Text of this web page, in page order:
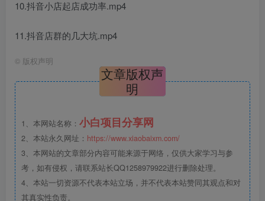
10.抖音小店起店成功率.mp4
11.抖音店群的几大坑.mp4
© 版权声明
文章版权声
明
1、本网站名称： 小白项目分享网
2、本站永久网址： https://www.xiaobaixm.com/
3、本网站的文章部分内容可能来源于网络，仅供大家学习与参
考，如有侵权，请联系站长QQ1258979922进行删除处理。
4、本站一切资源不代表本站立场，并不代表本站赞同其观点和对
其真实性负责。